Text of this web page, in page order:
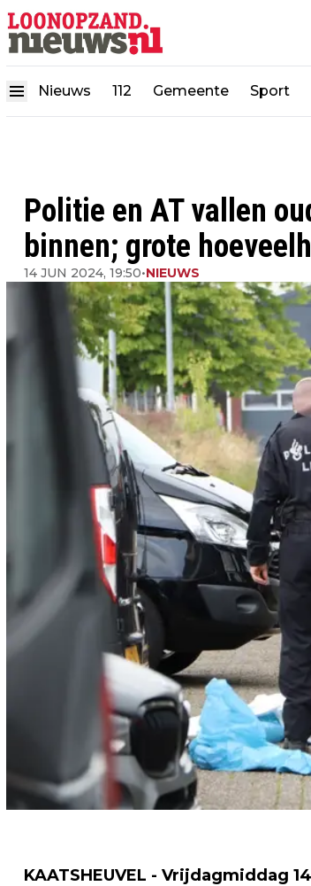
Nieuws 112 Gemeente Sport
Politie en AT vallen
binnen; grote
14 JUN 2024, 19:50•NIEUWS
KAATSHEUVEL - Vrijdagmiddag